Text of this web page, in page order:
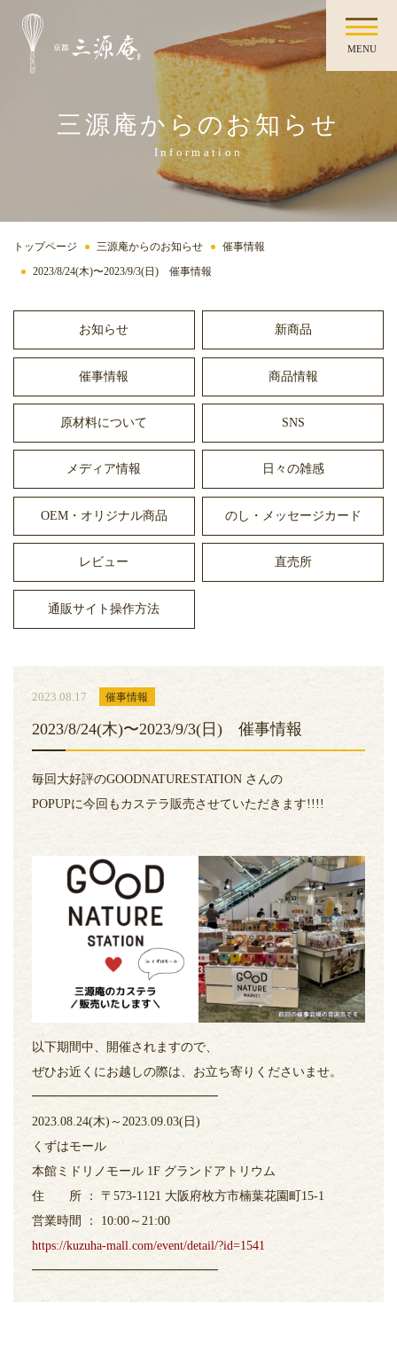
MENU
三源庵からのお知らせ
Information
トップページ 三源庵からのお知らせ
催事情報
2023/8/24(木)〜2023/9/3(日) 催事情報
お知らせ 新商品
催事情報 商品情報
原材料について SNS
メディア情報 日々の雑感
OEM・オリジナル商品 のし・メッセージカード
レビュー 直売所
通販サイト操作方法
2023.08.17 催事情報
2023/8/24(木)〜2023/9/3(日) 催事情報
毎回大好評のGOODNATURESTATION さんの
POPUPに今回もカステラ販売させていただきます!!!!
以下期間中、開催されますので、
ぜひお近くにお越しの際は、お立ち寄りくださいませ。
━━━━━━━━━━━━━━━
2023.08.24(木)～2023.09.03(日)
くずはモール
本館ミドリノモール 1F グランドアトリウム
住 所 ： 〒573-1121 大阪府枚方市楠葉花園町15-1
営業時間 ： 10:00～21:00
https://kuzuha-mall.com/event/detail/?id=1541
━━━━━━━━━━━━━━━